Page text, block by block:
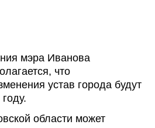
мэра Иванова
что
устав города будут
области может